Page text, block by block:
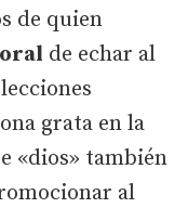
de quien
de echar al
grata en la
«dios» también
al